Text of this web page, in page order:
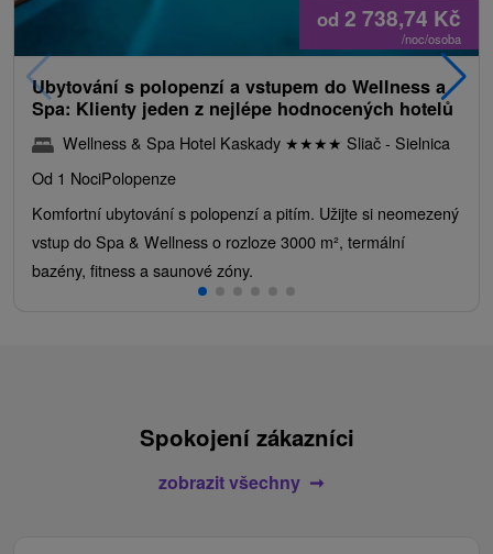
od 2 738,74 Kč
/noc/osoba
Ubytování s polopenzí a vstupem do Wellness a
Spa: Klienty jeden z nejlépe hodnocených hotelů
Wellness & Spa Hotel Kaskady ★★★★ Sliač - Sielnica
Od 1 NociPolopenze
Komfortní ubytování s polopenzí a pitím. Užijte si neomezený
vstup do Spa & Wellness o rozloze 3000 m², termální
bazény, fitness a saunové zóny.
Spokojení zákazníci
zobrazit všechny